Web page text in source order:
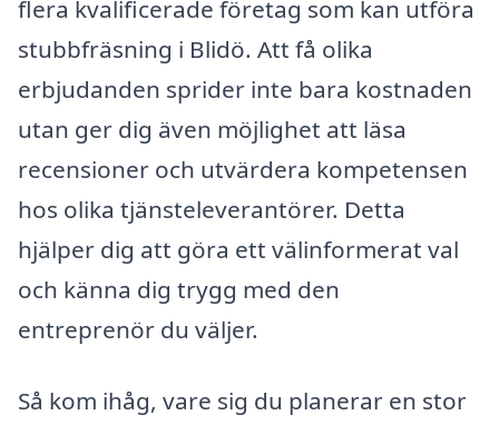
flera kvalificerade företag som kan utföra
stubbfräsning i Blidö. Att få olika
erbjudanden sprider inte bara kostnaden
utan ger dig även möjlighet att läsa
recensioner och utvärdera kompetensen
hos olika tjänsteleverantörer. Detta
hjälper dig att göra ett välinformerat val
och känna dig trygg med den
entreprenör du väljer.
Så kom ihåg, vare sig du planerar en stor